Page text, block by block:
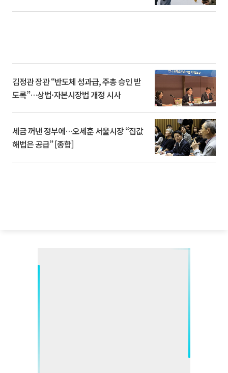
김정관 장관 “반도체 성과급, 주총 승인 받
도록”…상법·자본시장법 개정 시사
세금 꺼낸 정부에…오세훈 서울시장 “집값
해법은 공급” [종합]